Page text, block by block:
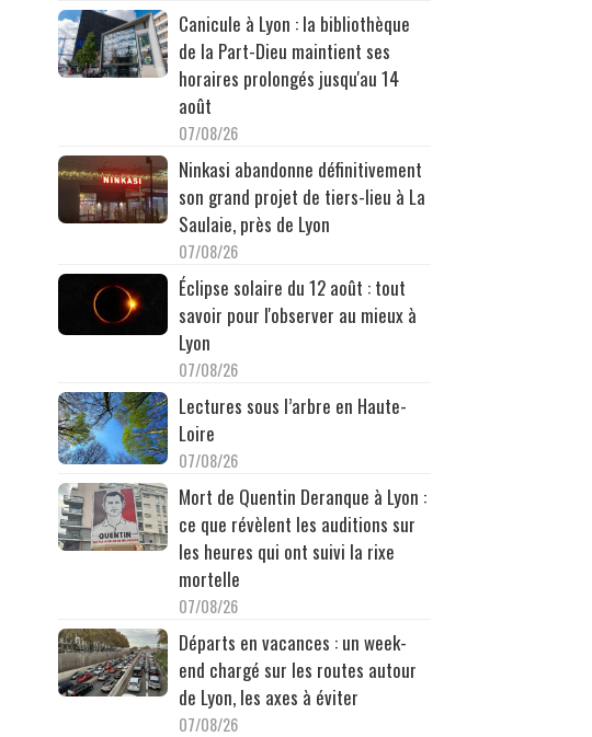
Canicule à Lyon : la bibliothèque
de la Part-Dieu maintient ses
horaires prolongés jusqu'au 14
août
07/08/26
Ninkasi abandonne définitivement
son grand projet de tiers-lieu à La
Saulaie, près de Lyon
07/08/26
Éclipse solaire du 12 août : tout
savoir pour l'observer au mieux à
Lyon
07/08/26
Lectures sous l’arbre en Haute-
Loire
07/08/26
Mort de Quentin Deranque à Lyon :
ce que révèlent les auditions sur
les heures qui ont suivi la rixe
mortelle
07/08/26
Départs en vacances : un week-
end chargé sur les routes autour
de Lyon, les axes à éviter
07/08/26